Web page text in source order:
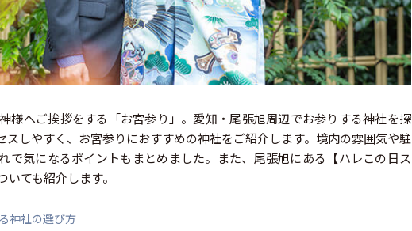
様へご挨拶をする「お宮参り」。愛知・尾張旭周辺でお参りする神社を探
スしやすく、お宮参りにおすすめの神社をご紹介します。境内の雰囲気や駐
で気になるポイントもまとめました。また、尾張旭にある【ハレこの日ス
ても紹介します。
神社の選び方